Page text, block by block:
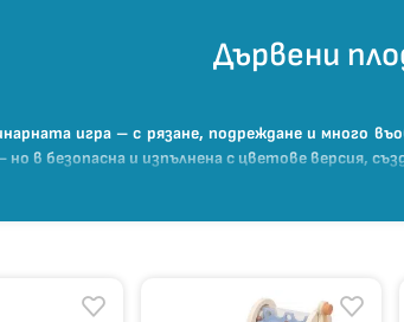
Дървени
игра – с рязане, подреждане и много
в безопасна и изпълнена с цветове версия,
и дъски.
координацията око-ръка, логическото
е игра, всяка закуска – творчество, и всяко